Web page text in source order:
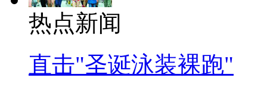
热点新闻
直击"圣诞泳装裸跑"